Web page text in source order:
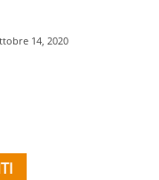
14, 2020